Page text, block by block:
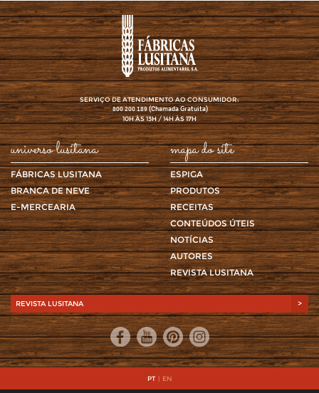
SERVIÇO DE ATENDIMENTO AO CONSUMIDOR:
800 200 189(Chamada Gratuita)
10H ÀS 13H / 14H ÀS 17H
universo lusitana
FÁBRICAS LUSITANA
BRANCA DE NEVE
E-MERCEARIA
mapa do site
ESPIGA
PRODUTOS
RECEITAS
CONTEÚDOS ÚTEIS
NOTÍCIAS
AUTORES
REVISTA LUSITANA
REVISTA LUSITANA >
PT | EN